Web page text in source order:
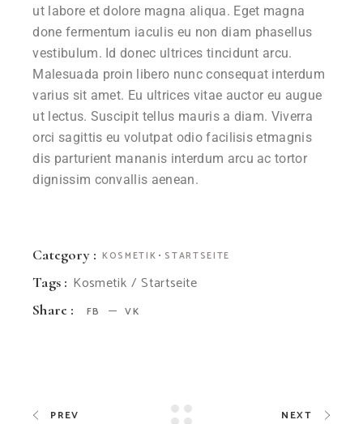
ut labore et dolore magna aliqua. Eget magna
done fermentum iaculis eu non diam phasellus
vestibulum. Id donec ultrices tincidunt arcu.
Malesuada proin libero nunc consequat interdum
varius sit amet. Eu ultrices vitae auctor eu augue
ut lectus. Suscipit tellus mauris a diam. Viverra
orci sagittis eu volutpat odio facilisis etmagnis
dis parturient mananis interdum arcu ac tortor
dignissim convallis aenean.
Category : KOSMETIK STARTSEITE
Tags : Kosmetik Startseite
Share : FB VK
PREV NEXT